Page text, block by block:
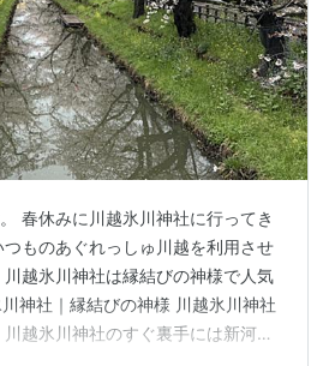
春休みに川越氷川神社に行ってき
ものあぐれっしゅ川越を利用させ
越氷川神社は縁結びの神様で人気
神社｜縁結びの神様 川越氷川神社
川越氷川神社のすぐ裏手には新河岸